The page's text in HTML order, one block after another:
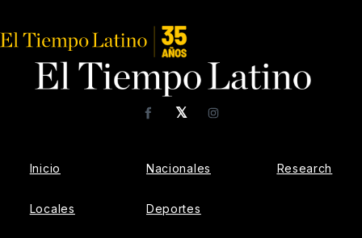
𝕏
FacebookInstagram
Inicio
Locales
Nacionales
Deportes
Research